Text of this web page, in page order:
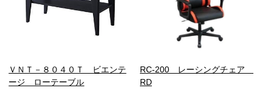
ＶＮＴ－８０４０Ｔ ビエンテ
ージ ローテーブル
RC-200 レーシングチェア
RD